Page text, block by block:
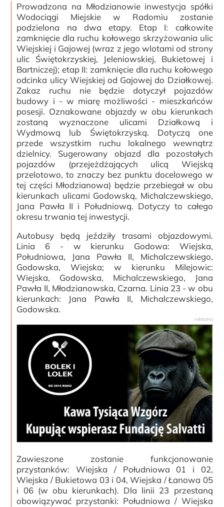
Prowadzona na Młodzianowie inwestycja spółki
Wodociągi Miejskie w Radomiu zostanie
podzielona na dwa etapy. Etap I: całkowite
zamknięcie dla ruchu kołowego skrzyżowania ulic
Wiejskiej i Gajowej (wraz z jego wlotami od strony
ulic Świętokrzyskiej, Jeleniowskiej, Bukietowej i
Bartniczej); etap II: zamknięcie dla ruchu kołowego
odcinka ulicy Wiejskiej od Gajowej do Działkowej.
Zakaz ruchu nie będzie dotyczył pojazdów
budowy i - w miarę możliwości - mieszkańców
posesji. Oznakowane objazdy w obu kierunkach
zostaną wyznaczone ulicami Działkową i
Wydmową lub Świętokrzyską. Dotyczą one
przede wszystkim ruchu lokalnego wewnątrz
dzielnicy. Sugerowany objazd dla pozostałych
pojazdów (przejeżdżających ulicą Wiejską
przelotowo, to znaczy bez punktu docelowego w
tej części Młodzianowa) będzie przebiegał w obu
kierunkach ulicami Godowską, Michalczewskiego,
Jana Pawła II i Południową. Dotyczy to całego
okresu trwania tej inwestycji.
Autobusy będą jeździły trasami objazdowymi.
Linia 6 - w kierunku Godowa: Wiejska,
Południowa, Jana Pawła II, Michalczewskiego,
Godowska, Wiejska; w kierunku Milejowic:
Wiejska, Godowska, Michalczewskiego, Jana
Pawła II, Młodzianowska, Czarna. Linia 23 - w obu
kierunkach: Jana Pawła II, Michalczewskiego,
Godowska.
Zawieszone zostanie funkcjonowanie
przystanków: Wiejska / Południowa 01 i 02,
Wiejska / Bukietowa 03 i 04, Wiejska / Łanowa 05
i 06 (w obu kierunkach). Dla linii 23 przestaną
obowiązywać przystanki: Południowa / Wiejska